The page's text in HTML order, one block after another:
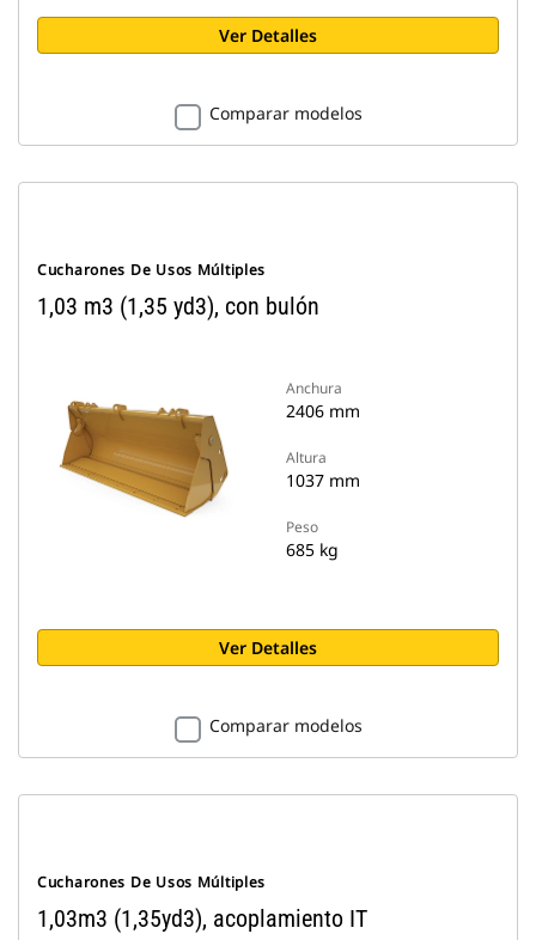
Ver Detalles
Comparar modelos
Cucharones De Usos Múltiples
1,03 m3 (1,35 yd3), con bulón
Anchura
2406 mm
Altura
1037 mm
Peso
685 kg
Ver Detalles
Comparar modelos
Cucharones De Usos Múltiples
1,03m3 (1,35yd3), acoplamiento IT